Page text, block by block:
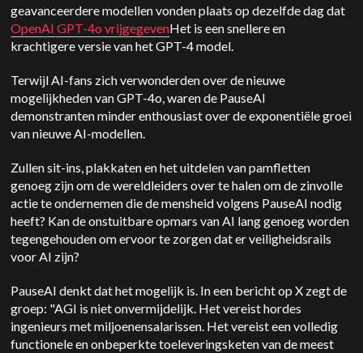
geavanceerdere modellen vonden plaats op dezelfde dag dat
OpenAI GPT-4o vrijgegevenHet is een snellere en
krachtigere versie van het GPT-4 model.
Terwijl AI-fans zich verwonderden over de nieuwe
mogelijkheden van GPT-4o, waren de PauseAI
demonstranten minder enthousiast over de exponentiële groei
van nieuwe AI-modellen.
Zullen sit-ins, plakkaten en het uitdelen van pamfletten
genoeg zijn om de wereldleiders over te halen om de zinvolle
actie te ondernemen die de mensheid volgens PauseAI nodig
heeft? Kan de onstuitbare opmars van AI lang genoeg worden
tegengehouden om ervoor te zorgen dat er veiligheidsrails
voor AI zijn?
PauseAI denkt dat het mogelijk is. In een bericht op X zegt de
groep: "AGI is niet onvermijdelijk. Het vereist hordes
ingenieurs met miljoenensalarissen. Het vereist een volledig
functionele en onbeperkte toeleveringsketen van de meest